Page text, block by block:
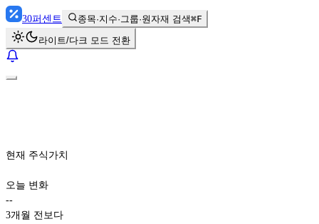
30퍼센트 종목·지수·그룹·원자재 검색⌘F
라이트/다크 모드 전환
현재 주식가치
오늘 변화
--
3개월 전보다